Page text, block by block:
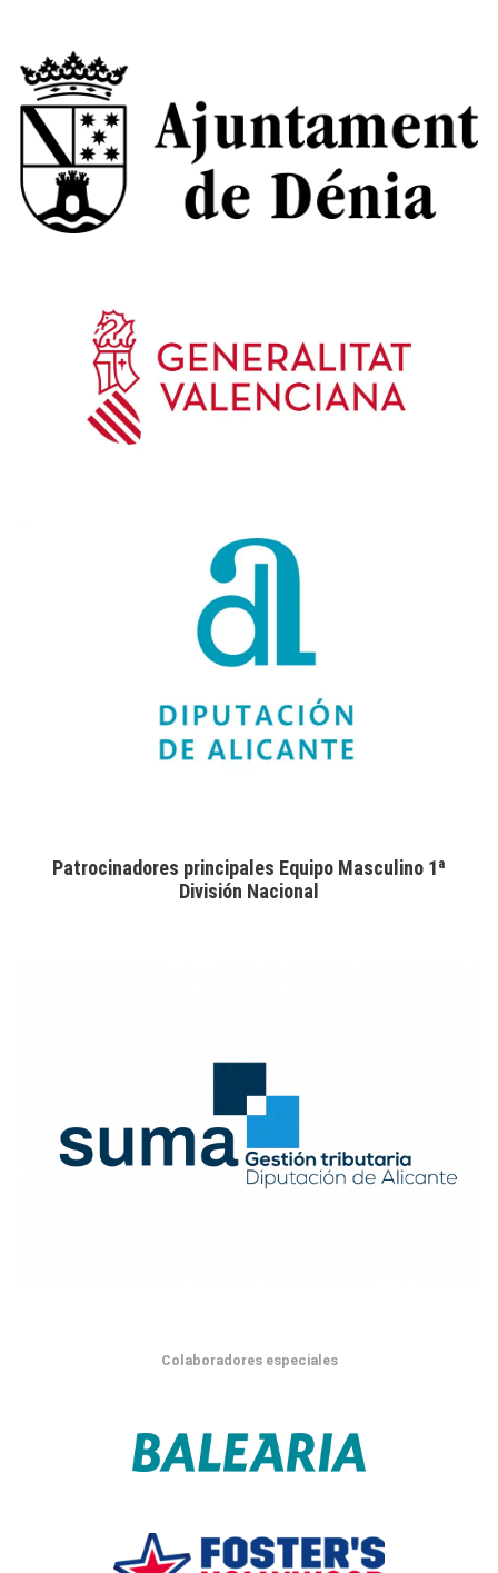
Patrocinadores principales Equipo Masculino 1ª
División Nacional
Colaboradores especiales